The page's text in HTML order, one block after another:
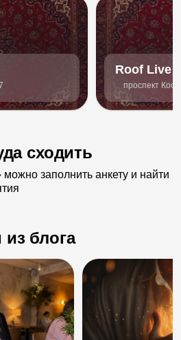
Roof Live
проспект
сходить
заполнить анкету и найти
блога